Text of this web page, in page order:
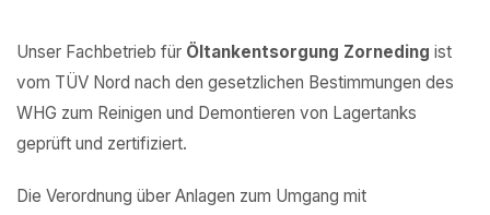
Unser Fachbetrieb für Öltankentsorgung Zorneding ist
vom TÜV Nord nach den gesetzlichen Bestimmungen des
WHG zum Reinigen und Demontieren von Lagertanks
geprüft und zertifiziert.
Die Verordnung über Anlagen zum Umgang mit